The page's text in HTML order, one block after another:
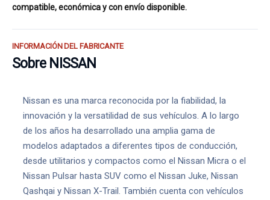
compatible, económica y con envío disponible.
INFORMACIÓN DEL FABRICANTE
Sobre NISSAN
Nissan es una marca reconocida por la fiabilidad, la
innovación y la versatilidad de sus vehículos. A lo largo
de los años ha desarrollado una amplia gama de
modelos adaptados a diferentes tipos de conducción,
desde utilitarios y compactos como el Nissan Micra o el
Nissan Pulsar hasta SUV como el Nissan Juke, Nissan
Qashqai y Nissan X-Trail. También cuenta con vehículos